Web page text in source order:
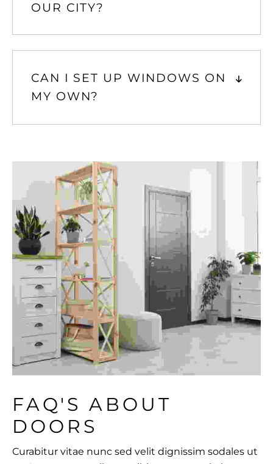
OUR CITY?
CAN I SET UP WINDOWS ON
MY OWN?
FAQ'S ABOUT
DOORS
Curabitur vitae nunc sed velit dignissim sodales ut